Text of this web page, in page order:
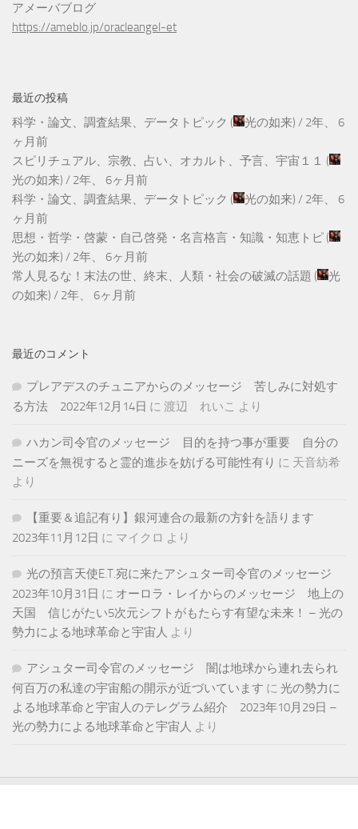
アメーバブログ
https://ameblo.jp/oracleangel-et
最近の投稿
科学・論文、調査結果、データトピック ( 光の如来) / 2年、 6
ヶ月前
スピリチュアル、宗教、占い、オカルト、予言、宇宙１１ (
光の如来) / 2年、 6ヶ月前
科学・論文、調査結果、データトピック ( 光の如来) / 2年、 6
ヶ月前
思想・哲学・啓蒙・自己啓発・名言格言・知識・知恵トピ (
光の如来) / 2年、 6ヶ月前
常人見るな！末法の世、終末、人類・社会の破滅の話題 (
光
の如来) / 2年、 6ヶ月前
最近のコメント
プレアデスのチュニアからのメッセージ 苦しみに対処す
る方法 2022年12月14日 に 渡辺 れいこ より
ハカン司令官のメッセージ 目的を持つ事が重要 自分の
ニーズを無視すると霊的進歩を妨げる可能性有り に 天音紡希
より
【重要＆追記有り】銀河連合の最新の方針を語ります
2023年11月12日 に マイクロ より
光の預言天使E.T.宛に来たアシュター司令官のメッセージ
2023年10月31日 に オーロラ・レイからのメッセージ 地上の
天国 信じがたい5次元シフトがもたらす有望な未来！ – 光の
勢力による地球革命と宇宙人 より
アシュター司令官のメッセージ 闇は地球から連れ去られ
何百万の私達の宇宙船の開示が近づいています に 光の勢力に
よる地球革命と宇宙人のテレグラム紹介 2023年10月29日 –
光の勢力による地球革命と宇宙人 より